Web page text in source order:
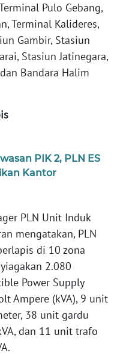
Pulo Gebang,
Terminal Kalideres,
Gambir, Stasiun
Stasiun Jatinegara,
Bandara Halim
PIK 2, PLN ES
Kantor
PLN Unit Induk
mengatakan, PLN
di 10 zona
2.080
Power Supply
Ampere (kVA), 9 unit
38 unit gardu
dan 11 unit trafo